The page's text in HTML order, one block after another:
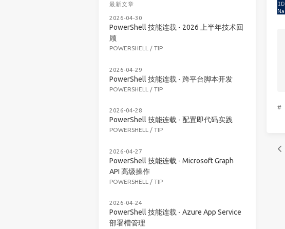
#
最新文章
2026-04-30
PowerShell 技能连载 - 2026 上半年技术回
顾
POWERSHELL / TIP
2026-04-29
PowerShell 技能连载 - 跨平台脚本开发
POWERSHELL / TIP
2026-04-28
PowerShell 技能连载 - 配置即代码实践
POWERSHELL / TIP
2026-04-27
PowerShell 技能连载 - Microsoft Graph
API 高级操作
POWERSHELL / TIP
2026-04-24
PowerShell 技能连载 - Azure App Service
部署槽管理